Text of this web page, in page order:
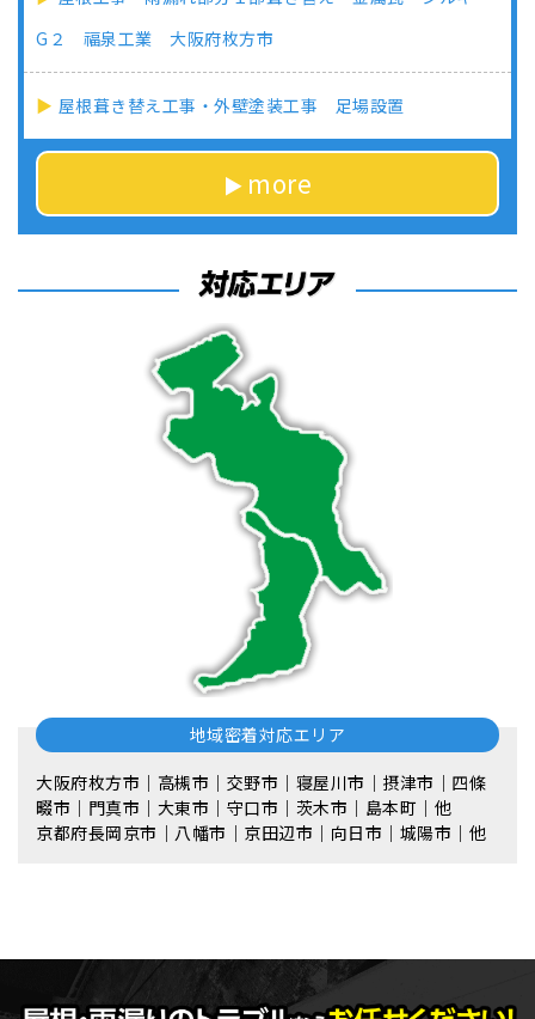
G２ 福泉工業 大阪府枚方市
屋根葺き替え工事・外壁塗装工事 足場設置
more
地域密着対応エリア
大阪府枚方市｜高槻市｜交野市｜寝屋川市｜摂津市｜四條
畷市｜門真市｜大東市｜守口市｜茨木市｜島本町｜他
京都府長岡京市｜八幡市｜京田辺市｜向日市｜城陽市｜他